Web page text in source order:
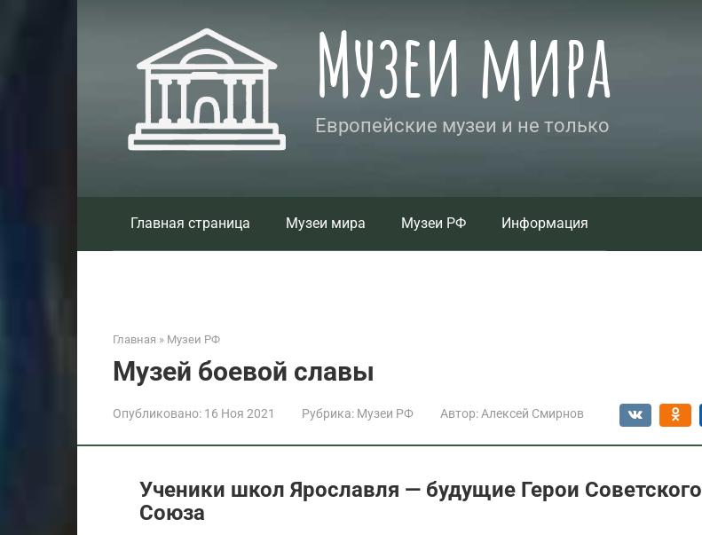
Музеи мира
Европейские музеи и не только
Главная страница Музеи мира Музеи РФ Информация
Главная » Музеи РФ
Музей боевой славы
Опубликовано: 16 Ноя 2021 Рубрика: Музеи РФ Автор: Алексей Смирнов
Ученики школ Ярославля — будущие Герои Советского
Союза